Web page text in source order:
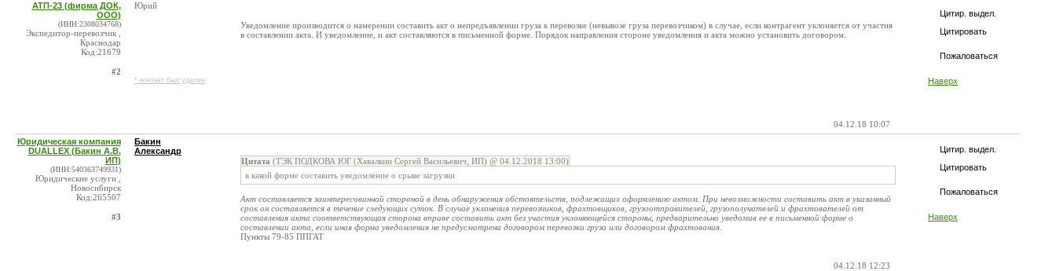
Цитир. выдел.
Цитировать
Пожаловаться
Наверх
АТП-23 (фирма ДОК,
ООО)
(ИНН:2308034768)
Экспедитор-перевозчик ,
Краснодар
Код:21679
#2
Юрий
* контакт был удален
Уведомление производится о намерении составить акт о непредъявлении груза к перевозке (невывозе груза перевозчиком) в случае, если контрагент уклоняется от участия
в составлении акта. И уведомление, и акт составляются в письменной форме. Порядок направления стороне уведомления и акта можно установить договором.
04.12.18 10:07
Цитир. выдел.
Цитировать
Пожаловаться
Наверх
Юридическая компания
DUALLEX (Бакин А.В.
ИП)
(ИНН:540363749931)
Юридические услуги ,
Новосибирск
Код:265507
#3
Бакин
Александр
Цитата (ТЭК ПОДКОВА ЮГ (Хавалкин Сергей Васильевич, ИП) @ 04.12.2018 13:00)
в какой форме составить уведомление о срыве загрузки
Акт составляется заинтересованной стороной в день обнаружения обстоятельств, подлежащих оформлению актом. При невозможности составить акт в указанный
срок он составляется в течение следующих суток. В случае уклонения перевозчиков, фрахтовщиков, грузоотправителей, грузополучателей и фрахтователей от
составления акта соответствующая сторона вправе составить акт без участия уклоняющейся стороны, предварительно уведомив ее в письменной форме о
составлении акта, если иная форма уведомления не предусмотрена договором перевозки груза или договором фрахтования.
Пункты 79-85 ППГАТ
04.12.18 12:23